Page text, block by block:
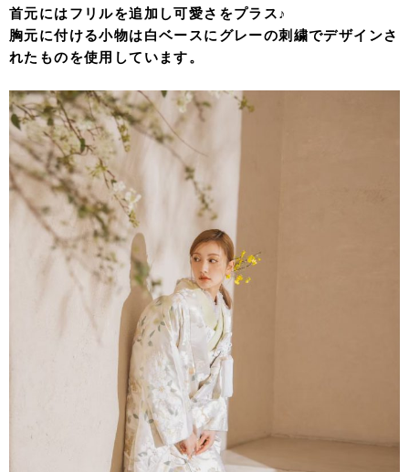
首元にはフリルを追加し可愛さをプラス♪
胸元に付ける小物は白ベースにグレーの刺繍でデザインさ
れたものを使用しています。